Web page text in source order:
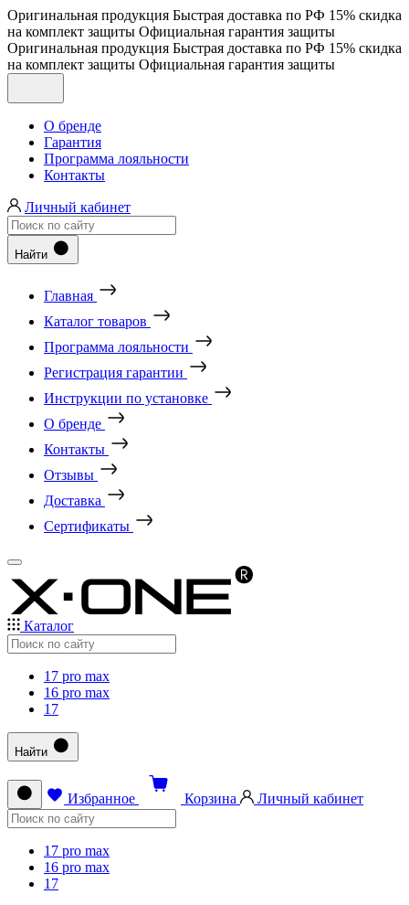
Оригинальная продукция Быстрая доставка по РФ 15% скидка
на комплект защиты Официальная гарантия защиты
Оригинальная продукция Быстрая доставка по РФ 15% скидка
на комплект защиты Официальная гарантия защиты
О бренде
Гарантия
Программа лояльности
Контакты
Личный кабинет
Найти
Главная
Каталог товаров
Программа лояльности
Регистрация гарантии
Инструкции по установке
О бренде
Контакты
Отзывы
Доставка
Сертификаты
Каталог
17 pro max
16 pro max
17
Найти
Избранное Корзина Личный кабинет
17 pro max
16 pro max
17